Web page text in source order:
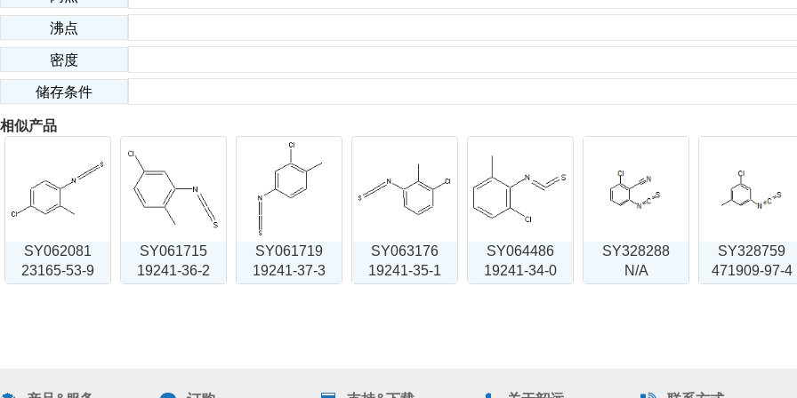
沸点
密度
储存条件
相似产品
SY062081
23165-53-9
SY061715
19241-36-2
SY061719
19241-37-3
SY063176
19241-35-1
SY064486
19241-34-0
SY328288
N/A
SY328759
471909-97-4